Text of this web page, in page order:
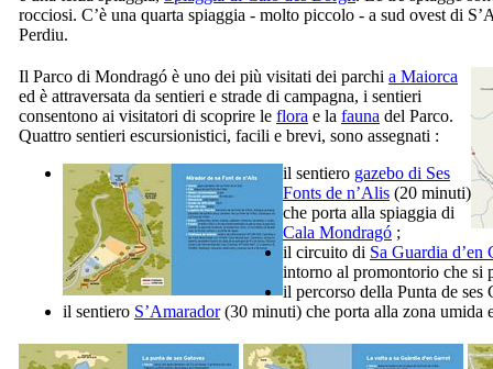
rocciosi. C’è una quarta spiaggia - molto piccolo - a sud ovest di
Perdiu.
Il Parco di Mondragó è uno dei più visitati dei parchi a Maiorca
ed è attraversata da sentieri e strade di campagna, i sentieri
consentono ai visitatori di scoprire le flora e la fauna del Parco.
Quattro sentieri escursionistici, facili e brevi, sono assegnati :
il sentiero gazebo di Ses
Fonts de n’Alis (20 minuti)
che porta alla spiaggia di
Cala Mondragó ;
il circuito di Sa Guardia d’en
intorno al promontorio che si
il percorso della Punta de ses
il sentiero S’Amarador(30 minuti) che porta alla zona umida